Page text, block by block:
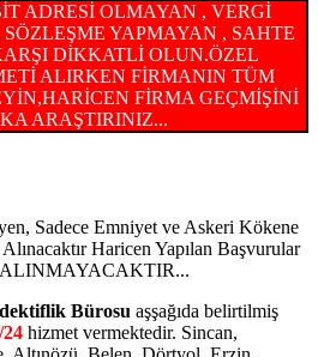
ADRESİ OLMAYAN , VERGİ
YAPMAYAN , SAHTE
DİKKATLİ OLUN.ÖZEL
ALIRKEN FİRMANIN TÜM
FİRMA GEÇMİŞİNİ
ARAŞTIRINIZ...
Sadece Emniyet ve Askeri Kökene
Haricen Yapılan Başvurular
Bürosu aşşağıda belirtilmiş
24 hizmet vermektedir. Sincan,